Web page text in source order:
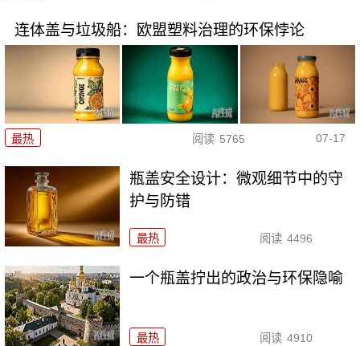
连体盖与垃圾船：欧盟塑料治理的环保悖论
最热 阅读 5765 07-17
瓶盖安全设计：微观细节中的守
护与防错
最热 阅读 4496
一个瓶盖拧出的政治与环保隐喻
最热 阅读 4910